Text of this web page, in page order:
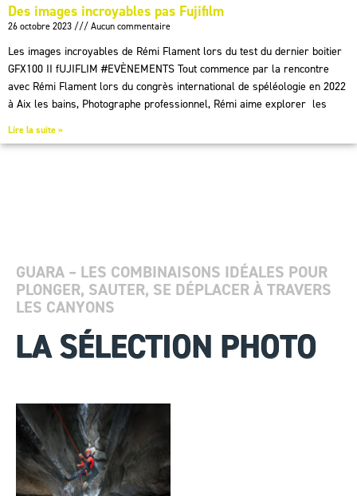
Des images incroyables pas Fujifilm
26 octobre 2023 Aucun commentaire
Les images incroyables de Rémi Flament lors du test du dernier boitier
GFX100 II fUJIFLIM #EVÈNEMENTS Tout commence par la rencontre
avec Rémi Flament lors du congrès international de spéléologie en 2022
à Aix les bains, Photographe professionnel, Rémi aime explorer les
Lire la suite »
GUARA – LES COMBINAISONS IDÉALES POUR
PLONGER, SAUTER, SE DÉPLACER À TRAVERS
LES CANYONS
LA SÉLECTION PHOTO